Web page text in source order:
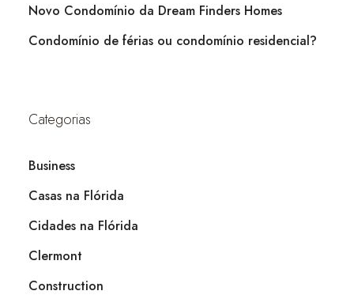
Novo Condomínio da Dream Finders Homes
Condomínio de férias ou condomínio residencial?
Categorias
Business
Casas na Flórida
Cidades na Flórida
Clermont
Construction